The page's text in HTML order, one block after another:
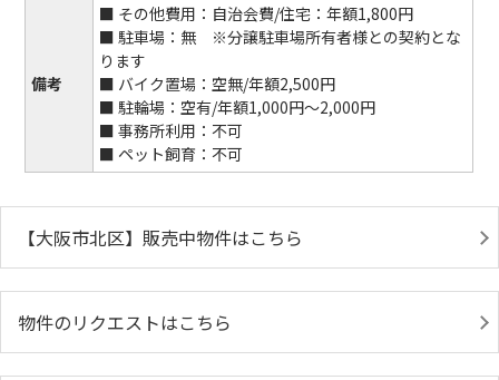
備考
■ その他費用：自治会費/住宅：年額1,800円
■ 駐車場：無 ※分譲駐車場所有者様との契約とな
ります
■ バイク置場：空無/年額2,500円
■ 駐輪場：空有/年額1,000円～2,000円
■ 事務所利用：不可
■ ペット飼育：不可
【大阪市北区】販売中物件はこちら
物件のリクエストはこちら